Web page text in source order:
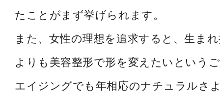
たことがまず挙げられます。
また、女性の理想を追求すると、生ま
よりも美容整形で形を変えたいという
エイジングでも年相応のナチュラルさ